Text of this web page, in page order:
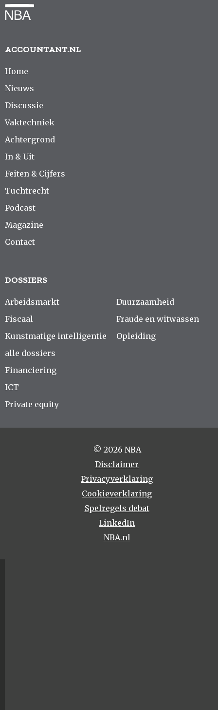
ACCOUNTANT.NL
Home
Nieuws
Discussie
Vaktechniek
Achtergrond
In & Uit
Feiten & Cijfers
Tuchtrecht
Podcast
Magazine
Contact
DOSSIERS
Arbeidsmarkt
Fiscaal
Kunstmatige intelligentie
alle dossiers
Duurzaamheid
Fraude en witwassen
Opleiding
Financiering
ICT
Private equity
© 2026 NBA
Disclaimer
Privacyverklaring
Cookieverklaring
Spelregels debat
LinkedIn
NBA.nl